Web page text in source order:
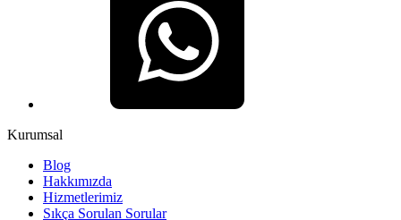
Kurumsal
Blog
Hakkımızda
Hizmetlerimiz
Sıkça Sorulan Sorular